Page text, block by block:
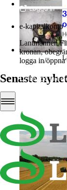
Logga in
e-kapitalkonto
Lantmännen
kronan,
logga in/
Logga in e-
Senaste
Alla nyheter